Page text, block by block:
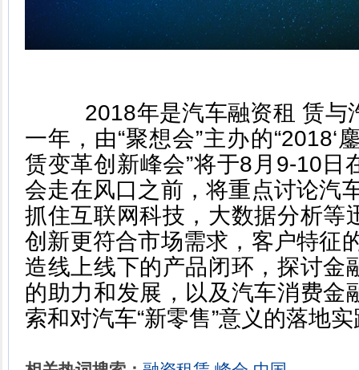
2018年是汽车融资租 赁与
一年，由“聚想会”主办的“2018‘
赁变革创新峰会”将于8月9-10日
会走在风口之前，将重点讨论汽
抓住互联网科技，大数据分析等
创新更符合市场需求，客户特征
造线上线下的产品闭环，探讨金
的助力和发展，以及汽车消费金
索和对汽车“新零售”意义的落地